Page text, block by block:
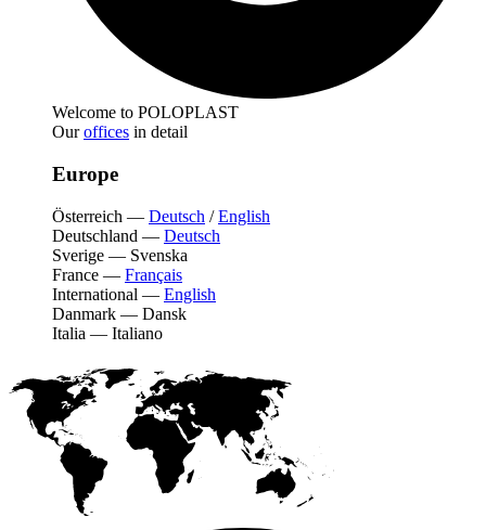
Welcome to POLOPLAST
Ouroffices in detail
Europe
Österreich — Deutsch /English
Deutschland — Deutsch
Sverige — Svenska
France — Français
International — English
Danmark — Dansk
Italia — Italiano